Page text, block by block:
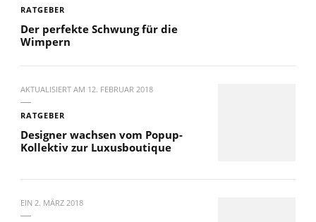
RATGEBER
Der perfekte Schwung für die
Wimpern
AKTUALISIERT AM 12. FEBRUAR 2018
RATGEBER
Designer wachsen vom Popup-
Kollektiv zur Luxusboutique
EIN 2. MÄRZ 2018